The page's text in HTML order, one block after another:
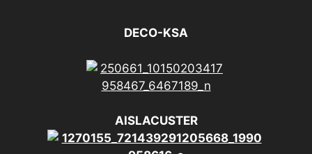
DECO-KSA
AISLACUSTER